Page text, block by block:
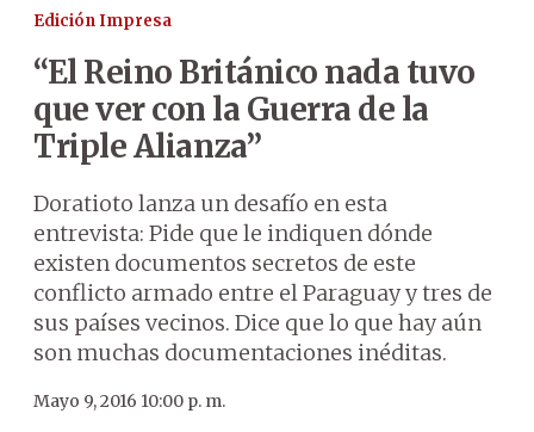
Edición Impresa
“El Reino Británico nada tuvo
que ver con la Guerra de la
Triple Alianza”
Doratioto lanza un desafío en esta
entrevista: Pide que le indiquen dónde
existen documentos secretos de este
conflicto armado entre el Paraguay y tres de
sus países vecinos. Dice que lo que hay aún
son muchas documentaciones inéditas.
Mayo 9, 2016 10:00 p. m.